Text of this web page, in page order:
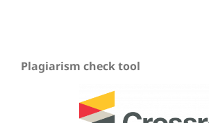
Plagiarism check tool